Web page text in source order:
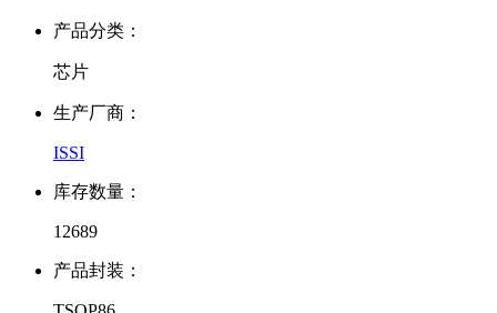
产品分类：
芯片
生产厂商：
ISSI
库存数量：
12689
产品封装：